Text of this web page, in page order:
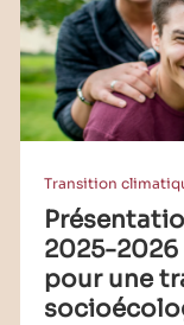
Transition
2025-
pour une